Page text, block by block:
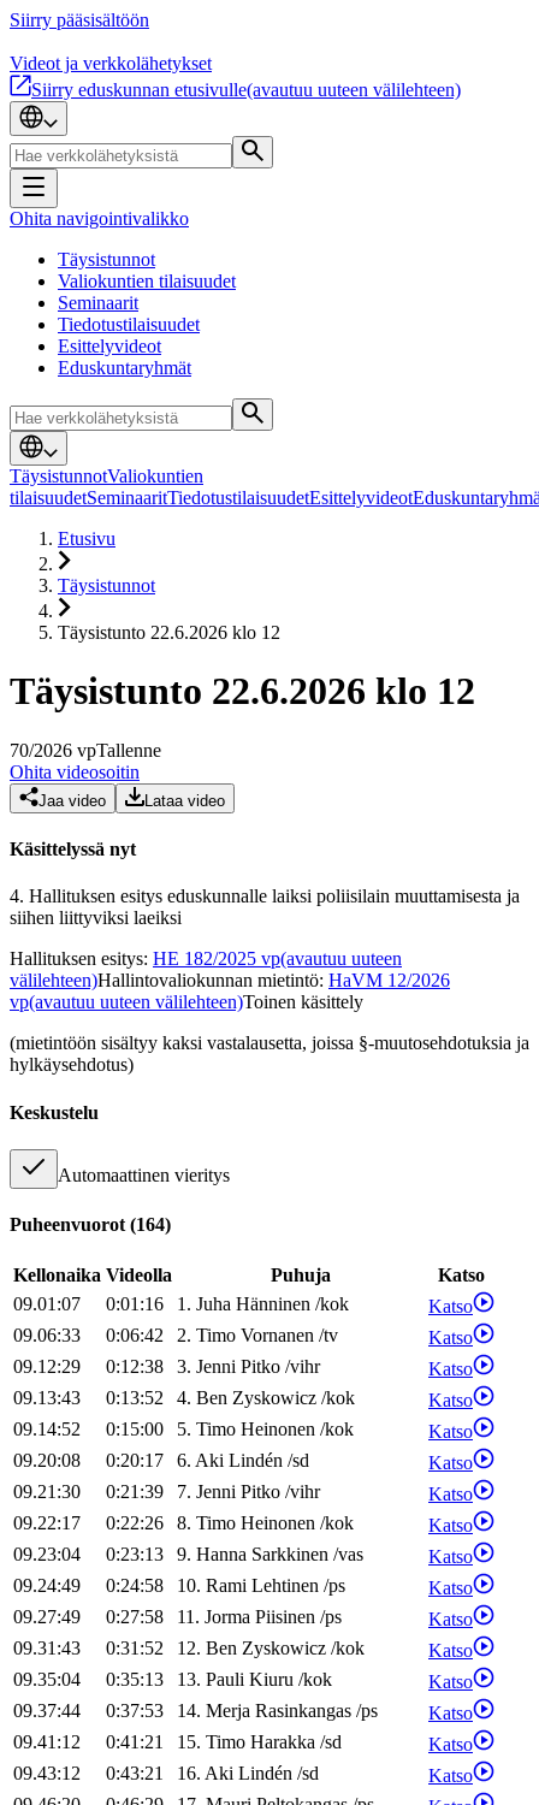
Siirry pääsisältöön
Videot ja verkkolähetykset
Siirry eduskunnan etusivulle(avautuu uuteen välilehteen)
Ohita navigointivalikko
Täysistunnot
Valiokuntien tilaisuudet
Seminaarit
Tiedotustilaisuudet
Esittelyvideot
Eduskuntaryhmät
TäysistunnotValiokuntien
tilaisuudetSeminaaritTiedotustilaisuudetEsittelyvideot
Etusivu
Täysistunnot
Täysistunto 22.6.2026 klo 12
Täysistunto 22.6.2026 klo 12
70/2026 vpTallenne
Ohita videosoitin
Jaa video Lataa video
Käsittelyssä nyt
4. Hallituksen esitys eduskunnalle laiksi poliisilain muuttamisesta ja
siihen liittyviksi laeiksi
Hallituksen esitys: HE 182/2025 vp(avautuu uuteen
välilehteen)Hallintovaliokunnan mietintö: HaVM 12/2026
vp(avautuu uuteen välilehteen)Toinen käsittely
(mietintöön sisältyy kaksi vastalausetta, joissa §-muutosehdotuksia ja
hylkäysehdotus)
Keskustelu
Automaattinen vieritys
Puheenvuorot (164)
Kellonaika Videolla Puhuja
Katso
09.01:07
0:01:16 1. Juha Hänninen /kok
Katso
09.06:33
0:06:42 2. Timo Vornanen /tv
Katso
09.12:29
0:12:38 3. Jenni Pitko /vihr
Katso
09.13:43
0:13:52 4. Ben Zyskowicz /kok
Katso
09.14:52
0:15:00 5. Timo Heinonen /kok
Katso
09.20:08
0:20:17 6. Aki Lindén /sd
Katso
09.21:30
0:21:39 7. Jenni Pitko /vihr
Katso
09.22:17
0:22:26 8. Timo Heinonen /kok
Katso
09.23:04
0:23:13 9. Hanna Sarkkinen /vas
Katso
09.24:49
0:24:58 10. Rami Lehtinen /ps
Katso
09.27:49
0:27:58 11. Jorma Piisinen /ps
Katso
09.31:43
0:31:52 12. Ben Zyskowicz /kok
Katso
09.35:04
0:35:13 13. Pauli Kiuru /kok
Katso
09.37:44
0:37:53 14. Merja Rasinkangas /ps
Katso
09.41:12
0:41:21 15. Timo Harakka /sd
Katso
09.43:12
0:43:21 16. Aki Lindén /sd
Katso